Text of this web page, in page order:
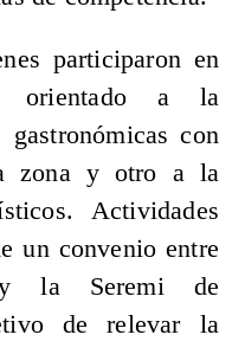
participaron en
orientado a la
gastronómicas con
zona y otro a la
Actividades
un convenio entre
y la Seremi de
de relevar la